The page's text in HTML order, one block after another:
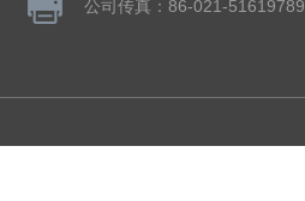
公司传真：86-021-51619789